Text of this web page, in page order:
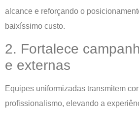
alcance e reforçando o
baixíssimo custo.
2. Fortalece
e externas
Equipes uniformizadas transmitem
profissionalismo, elevando a